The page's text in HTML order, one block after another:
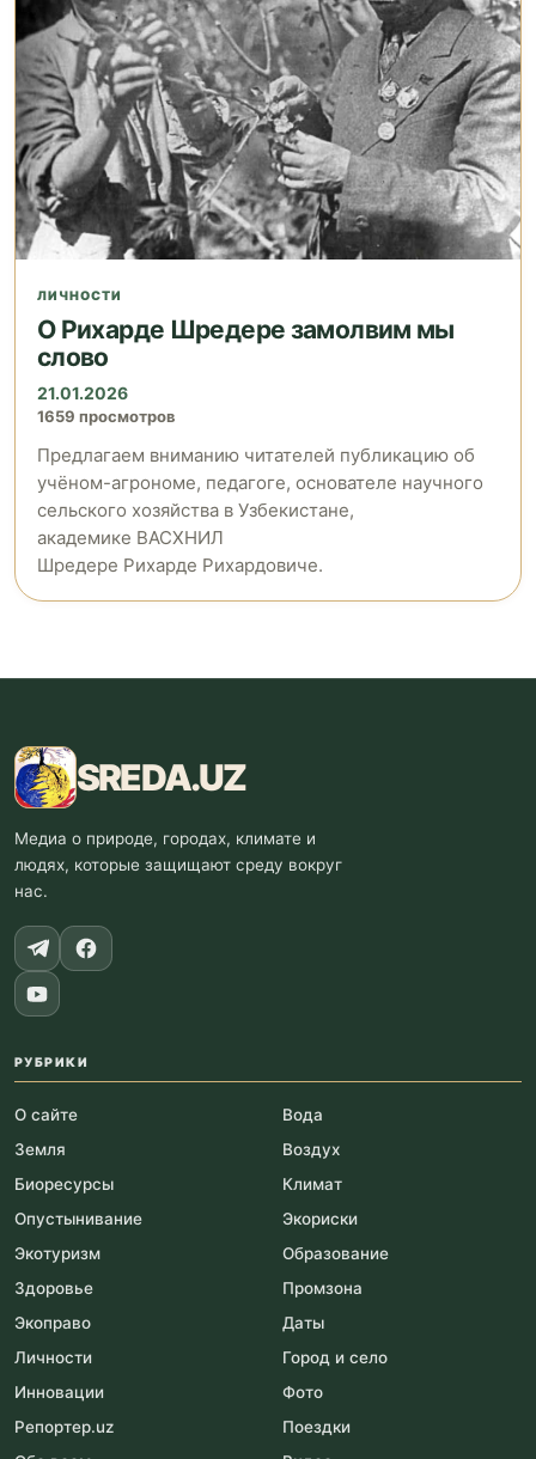
ЛИЧНОСТИ
О Рихарде Шредере замолвим мы
слово
21.01.2026
1659 просмотров
Предлагаем вниманию читателей публикацию об
учёном-агрономе, педагоге, основателе научного
сельского хозяйства в Узбекистане,
академике ВАСХНИЛ
Шредере Рихарде Рихардовиче.
SREDA.UZ
Медиа о природе, городах, климате и
людях, которые защищают среду вокруг
нас.
РУБРИКИ
О сайте
Вода
Земля
Воздух
Биоресурсы
Климат
Опустынивание
Экориски
Экотуризм
Образование
Здоровье
Промзона
Экоправо
Даты
Личности
Город и село
Инновации
Фото
Репортер.uz
Поездки